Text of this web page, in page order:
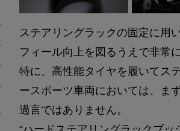
ステアリングラックの固定に用
フィール向上を図るうえで非常
特に、高性能タイヤを履いてス
ースポーツ車両においては、ま
過言ではありません。